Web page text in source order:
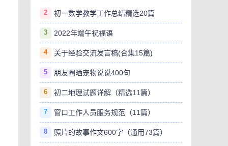
2 初一数学教学工作总结精选20篇
3 2022年端午祝福语
4 关于经验交流发言稿(合集15篇)
5 朋友圈晒宠物说说400句
6 初二地理试题详解（精选11篇）
7 窗口工作人员服务规范（11篇）
8 照片的故事作文600字（通用73篇）